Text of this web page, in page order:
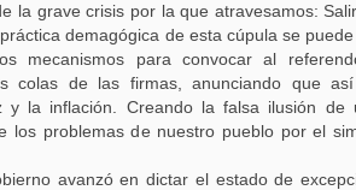
la grave crisis por la que atravesamos:
demagógica de esta cúpula se
mecanismos para convocar al
colas de las firmas, anunciando que
y la inflación. Creando la falsa ilusión de
los problemas de nuestro pueblo por el
avanzó en dictar el estado de